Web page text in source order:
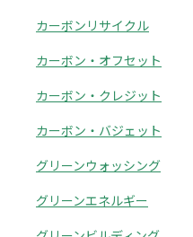
カーボンリサイクル
カーボン・オフセット
カーボン・クレジット
カーボン・バジェット
グリーンウォッシング
グリーンエネルギー